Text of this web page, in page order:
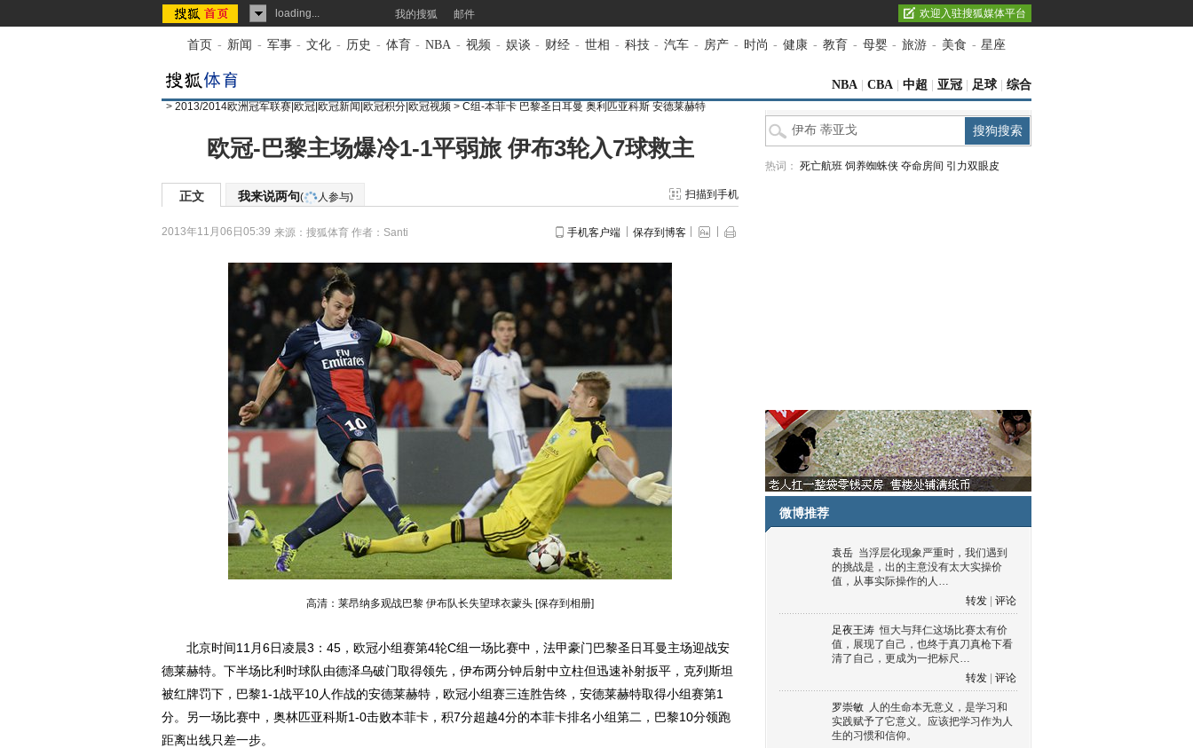
loading... 我的搜狐 邮件 欢迎入驻搜狐媒体平台
首页 - 新闻 - 军事 - 文化 - 历史 - 体育 - NBA - 视频 - 娱谈 - 财经 - 世相 - 科技 - 汽车 - 房产 - 时尚 - 健康 - 教育 - 母婴 - 旅游 - 美食 - 星座
> 2013/2014欧洲冠军联赛|欧冠|欧冠新闻|欧冠积分|欧冠视频 > C组-本菲卡 巴黎圣日耳曼 奥利匹亚科斯 安德莱赫特
NBA CBA 中超 亚冠 足球 综合
欧冠-巴黎主场爆冷1-1平弱旅 伊布3轮入7球救主
正文 我来说两句( 人参与) 扫描到手机
2013年11月06日05:39 来源： 搜狐体育 作者：Santi 手机客户端 保存到博客
高清：莱昂纳多观战巴黎 伊布队长失望球衣蒙头 [保存到相册]
北京时间11月6日凌晨3：45，欧冠小组赛第4轮C组一场比赛中，法甲豪门巴黎圣日耳曼主场迎战安
德莱赫特。下半场比利时球队由德泽乌破门取得领先，伊布两分钟后射中立柱但迅速补射扳平，克列斯坦
被红牌罚下，巴黎1-1战平10人作战的安德莱赫特，欧冠小组赛三连胜告终，安德莱赫特取得小组赛第1
分。另一场比赛中，奥林匹亚科斯1-0击败本菲卡，积7分超越4分的本菲卡排名小组第二，巴黎10分领跑
距离出线只差一步。
热词： 死亡航班 饲养蜘蛛侠 夺命房间 引力双眼皮
微博推荐
袁岳 当浮层化现象严重时，我们遇到
的挑战是，出的主意没有太大实操价
值，从事实际操作的人…
转发
评论
足夜王涛 恒大与拜仁这场比赛太有价
值，展现了自己，也终于真刀真枪下看
清了自己，更成为一把标尺…
转发
评论
罗崇敏 人的生命本无意义，是学习和
实践赋予了它意义。应该把学习作为人
生的习惯和信仰。